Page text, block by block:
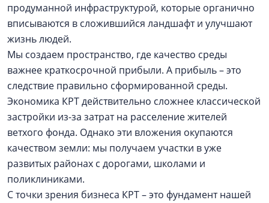
продуманной инфраструктурой, которые органично
вписываются в сложившийся ландшафт и улучшают
жизнь людей.
Мы создаем пространство, где качество среды
важнее краткосрочной прибыли. А прибыль – это
следствие правильно сформированной среды.
Экономика КРТ действительно сложнее классической
застройки из-за затрат на расселение жителей
ветхого фонда. Однако эти вложения окупаются
качеством земли: мы получаем участки в уже
развитых районах с дорогами, школами и
поликлиниками.
С точки зрения бизнеса КРТ – это фундамент нашей